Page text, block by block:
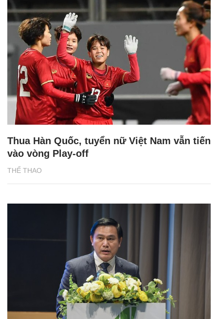
THỂ THAO
Thua Hàn Quốc, tuyển nữ Việt Nam vẫn tiến
vào vòng Play-off